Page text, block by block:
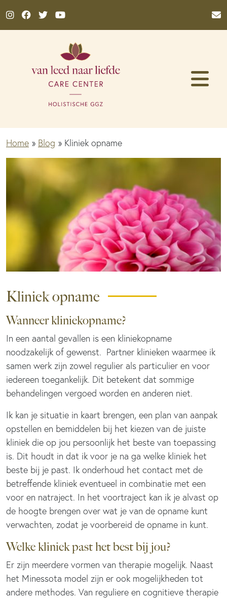
Home » Blog » Kliniek opname
Kliniek opname
Wanneer kliniekopname?
In een aantal gevallen is een kliniekopname
noodzakelijk of gewenst. Partner klinieken waarmee ik
samen werk zijn zowel regulier als particulier en voor
iedereen toegankelijk. Dit betekent dat sommige
behandelingen vergoed worden en anderen niet.
Ik kan je situatie in kaart brengen, een plan van aanpak
opstellen en bemiddelen bij het kiezen van de juiste
kliniek die op jou persoonlijk het beste van toepassing
is. Dit houdt in dat ik voor je na ga welke kliniek het
beste bij je past. Ik onderhoud het contact met de
betreffende kliniek eventueel in combinatie met een
voor en natraject. In het voortraject kan ik je alvast op
de hoogte brengen over wat je van de opname kunt
verwachten, zodat je voorbereid de opname in kunt.
Welke kliniek past het best bij jou?
Er zijn meerdere vormen van therapie mogelijk. Naast
het Minessota model zijn er ook mogelijkheden tot
andere methodes. Van reguliere en cognitieve therapie